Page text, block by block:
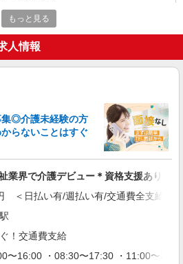
県広島市中区 【最寄駅】寺町
⇒需要のある福祉業界で介護デビュー
援あり
円〜1937円 ＜日払い有/週払い有/交
中区 八丁堀駅
詳細を見る
のデイSTAFF|まずは2ヵ月お試しで
もっと見る
人情報
集◎介護未経験の方
らないことはすぐ
界で介護デビュー＊資格支援あり
＜日払い有/週払い有/交通費全支給(ガ
！交通費支給
16:00 ・08:30〜17:30 ・11:00〜